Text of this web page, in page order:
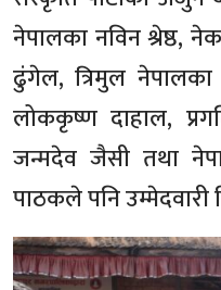
नेपालका नविन श्रेष्ठ,
ढुंगेल, त्रिमुल
लोककृष्ण दाहाल,
जन्मदेव जैसी तथा
पाठकले पनि उम्मेदवारी